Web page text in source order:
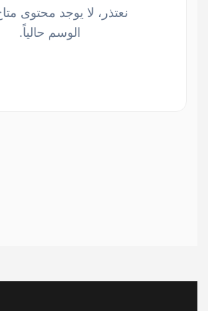
نعتذر، لا يوجد محتوى
الوسم حالياً.